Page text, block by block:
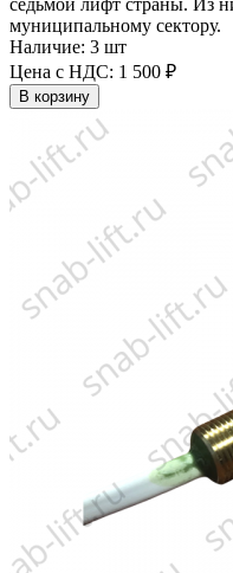
муниципальному сектору.
Наличие: 3 шт
Цена с НДС: 1 500 ₽
В корзину